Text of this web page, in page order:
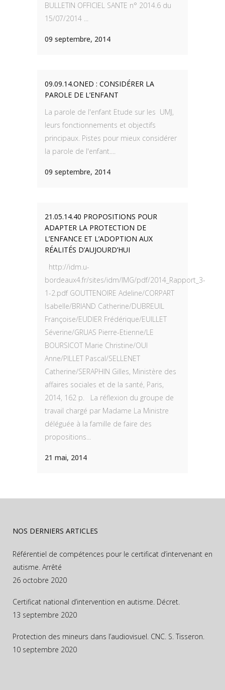
BULLETIN OFFICIEL SANTE n° 2014.6 du
15/07/2014 ...
09 septembre, 2014
09.09.14.ONED : CONSIDÉRER LA
PAROLE DE L’ENFANT
La parole de l'enfant Etude sur les UMJ,
leurs fonctionnements et objectifs
principaux. Pistes pour mieux considérer
la parole de l'enfant....
09 septembre, 2014
21.05.14.40 PROPOSITIONS POUR
ADAPTER LA PROTECTION DE
L’ENFANCE ET L’ADOPTION AUX
RÉALITÉS D’AUJOURD’HUI
http://idm.u-
bordeaux4.fr/sites/idm/IMG/pdf/2014_Rapport_3-
1-2.pdf GOUTTENOIRE Adeline/CORPART
Isabelle/BRIAND Catherine/DUBREUIL
Françoise/EUDIER Frédérique/EUILLET
Séverine/GRUAS Pierre-Etienne/LE
BOURSICOT Marie Christine/OUI
Anne/PILLET Pascal/SELLENET
Catherine/SERAPHIN Gilles, Ministère des
affaires sociales et de la santé, Paris,
2014, 162 p. La réflexion du groupe de
travail chargé par Madame La Ministre
déléguée à la famille de faire des
propositions...
21 mai, 2014
NOS DERNIERS ARTICLES
Référentiel de compétences pour le certificat d’intervenant en
autisme. Arrêté
26 octobre 2020
Certificat national d’intervention en autisme. Décret.
13 septembre 2020
Protection des mineurs dans l’audiovisuel. CNC. S. Tisseron.
10 septembre 2020